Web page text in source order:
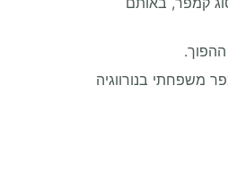
ההפוך.
משפחתי בנורווגיה